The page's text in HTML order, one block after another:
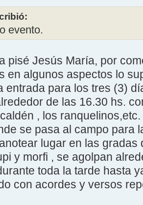
evento.
pisé Jesús María, por
en algunos aspectos lo
entrada para los tres (3)
de las 16.30 hs.
, los
se pasa al campo para
lugar en las gradas
y morfi , se agolpan
toda la tarde hasta
con acordes y versos